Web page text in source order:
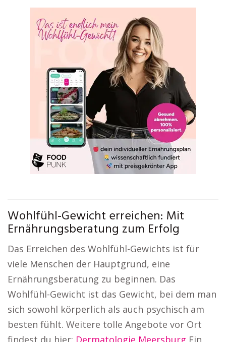
Wohlfühl-Gewicht erreichen: Mit
Ernährungsberatung zum Erfolg
Das Erreichen des Wohlfühl-Gewichts ist für
viele Menschen der Hauptgrund, eine
Ernährungsberatung zu beginnen. Das
Wohlfühl-Gewicht ist das Gewicht, bei dem man
sich sowohl körperlich als auch psychisch am
besten fühlt. Weitere tolle Angebote vor Ort
findest du hier: Dermatologie Meersburg Ein